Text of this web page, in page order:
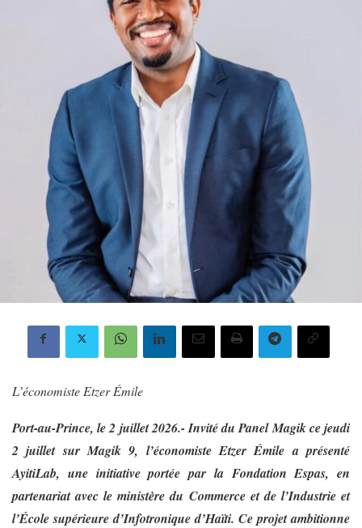
L’économiste Etzer Émile
Port-au-Prince, le 2 juillet 2026.- Invité du Panel Magik ce jeudi
2 juillet sur Magik 9, l’économiste Etzer Émile a présenté
AyitiLab, une initiative portée par la Fondation Espas, en
partenariat avec le ministère du Commerce et de l’Industrie et
l’École supérieure d’Infotronique d’Haïti. Ce projet ambitionne